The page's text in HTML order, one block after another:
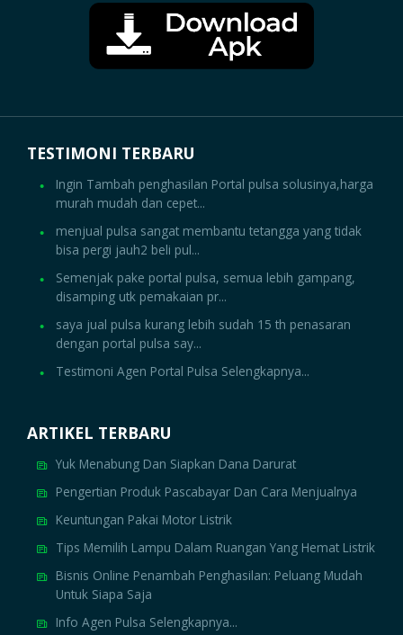
TESTIMONI TERBARU
Ingin Tambah penghasilan Portal pulsa solusinya,harga
murah mudah dan cepet...
menjual pulsa sangat membantu tetangga yang tidak
bisa pergi jauh2 beli pul...
Semenjak pake portal pulsa, semua lebih gampang,
disamping utk pemakaian pr...
saya jual pulsa kurang lebih sudah 15 th penasaran
dengan portal pulsa say...
Testimoni Agen Portal Pulsa Selengkapnya...
ARTIKEL TERBARU
Yuk Menabung Dan Siapkan Dana Darurat
Pengertian Produk Pascabayar Dan Cara Menjualnya
Keuntungan Pakai Motor Listrik
Tips Memilih Lampu Dalam Ruangan Yang Hemat Listrik
Bisnis Online Penambah Penghasilan: Peluang Mudah
Untuk Siapa Saja
Info Agen Pulsa Selengkapnya...